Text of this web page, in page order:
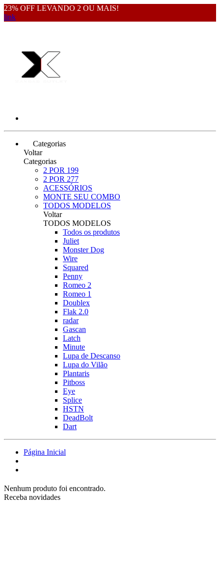
23% OFF LEVANDO 2 OU MAIS!
link
Categorias
Voltar
Categorias
2 POR 199
2 POR 277
ACESSÓRIOS
MONTE SEU COMBO
TODOS MODELOS
Voltar
TODOS MODELOS
Todos os produtos
Juliet
Monster Dog
Wire
Squared
Penny
Romeo 2
Romeo 1
Doublex
Flak 2.0
radar
Gascan
Latch
Minute
Lupa de Descanso
Lupa do Vilão
Plantaris
Pitboss
Eye
Splice
HSTN
DeadBolt
Dart
Página Inicial
Nenhum produto foi encontrado.
Receba novidades